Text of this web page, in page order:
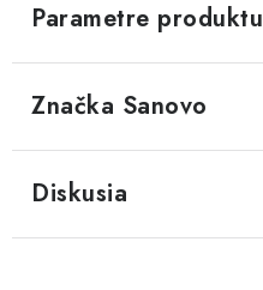
Parametre produktu
Značka Sanovo
Diskusia